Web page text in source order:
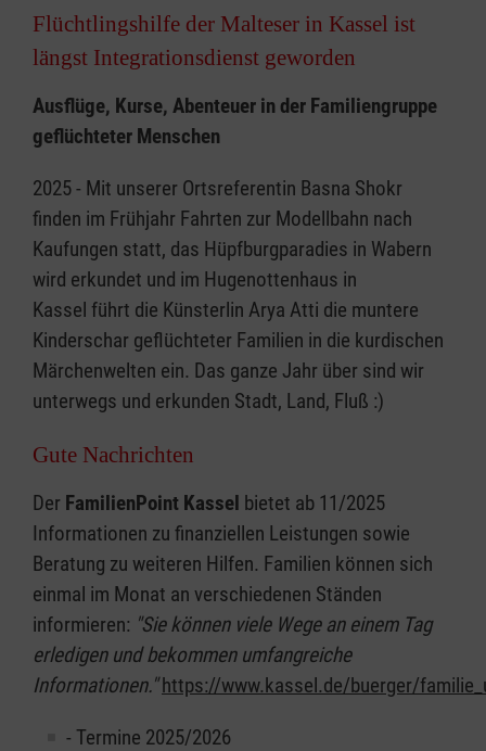
Flüchtlingshilfe der Malteser in Kassel ist
längst Integrationsdienst geworden
Ausflüge, Kurse, Abenteuer in der Familiengruppe
geflüchteter Menschen
2025 - Mit unserer Ortsreferentin Basna Shokr
finden im Frühjahr Fahrten zur Modellbahn nach
Kaufungen statt, das Hüpfburgparadies in Wabern
wird erkundet und im Hugenottenhaus in
Kassel führt die Künsterlin Arya Atti die muntere
Kinderschar geflüchteter Familien in die kurdischen
Märchenwelten ein. Das ganze Jahr über sind wir
unterwegs und erkunden Stadt, Land, Fluß :)
Gute Nachrichten
Der FamilienPoint Kassel bietet ab 11/2025
Informationen zu finanziellen Leistungen sowie
Beratung zu weiteren Hilfen. Familien können sich
einmal im Monat an verschiedenen Ständen
informieren: "Sie können viele Wege an einem Tag
erledigen und bekommen umfangreiche
Informationen." https://www.kassel.de/buerger/
- Termine 2025/2026